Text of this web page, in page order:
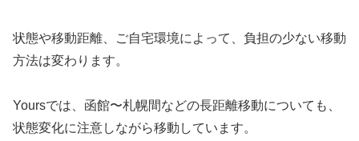
状態や移動距離、ご自宅環境によって、負担の少ない移動
方法は変わります。
Yoursでは、函館〜札幌間などの長距離移動についても、
状態変化に注意しながら移動しています。